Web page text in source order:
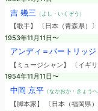
吉 幾三 （よし・いくぞう）
【歌手】 〔日本（青森県）〕
1953年11月11日〜
アンディ＝パートリッジ
【ミュージシャン】 〔イギ
1954年11月11日〜
中岡 京平（なかおか・きょうへ
【脚本家】 〔日本（福岡県）